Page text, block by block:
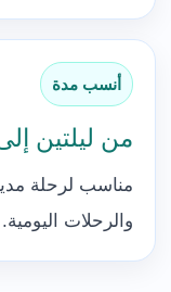
أنسب مدة
من ليلتين
مناسب لرحلة
والرحلات اليومية.